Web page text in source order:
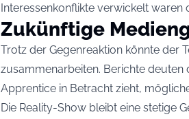
Interessenkonflikte verwickelt waren
Zukünftige
Trotz der Gegenreaktion könnte der
zusammenarbeiten. Berichte deuten
Apprentice in Betracht zieht,
Die Reality-Show bleibt eine stetige